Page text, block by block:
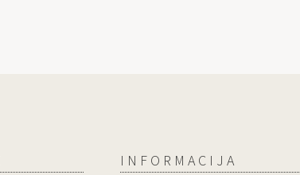
INFORMACIJA